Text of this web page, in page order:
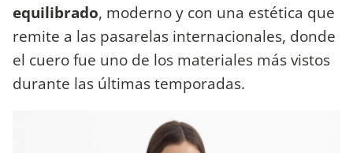
equilibrado, moderno y con una estética que
remite a las pasarelas internacionales, donde
el cuero fue uno de los materiales más vistos
durante las últimas temporadas.